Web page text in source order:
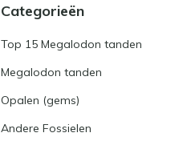
Categorieën
Top 15 Megalodon tanden
Megalodon tanden
Opalen (gems)
Andere Fossielen